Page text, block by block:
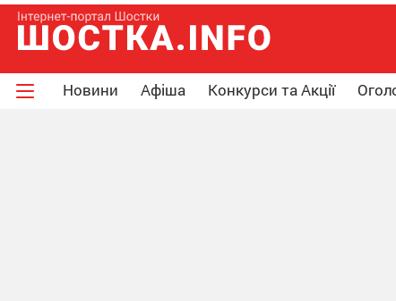
Новини Афіша Конкурси та Акції